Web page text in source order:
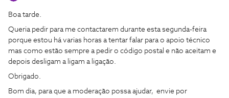
Boa tarde.
Queria pedir para me contactarem durante esta segunda-feira
porque estou há varias horas a tentar falar para o apoio técnico
mas como estão sempre a pedir o código postal e não aceitam e
depois desligam a ligam a ligação.
Obrigado.
Bom dia, para que a moderação possa ajudar, envie por